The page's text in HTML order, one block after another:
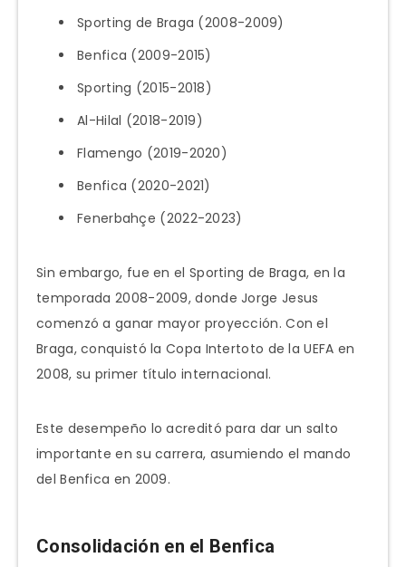
Sporting de Braga (2008-2009)
Benfica (2009-2015)
Sporting (2015-2018)
Al-Hilal (2018-2019)
Flamengo (2019-2020)
Benfica (2020-2021)
Fenerbahçe (2022-2023)
Sin embargo, fue en el Sporting de Braga, en la
temporada 2008-2009, donde Jorge Jesus
comenzó a ganar mayor proyección. Con el
Braga, conquistó la Copa Intertoto de la UEFA en
2008, su primer título internacional.
Este desempeño lo acreditó para dar un salto
importante en su carrera, asumiendo el mando
del Benfica en 2009.
Consolidación en el Benfica